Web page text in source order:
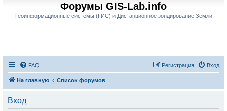
Форумы GIS-Lab.info
Геоинформационные системы (ГИС) и Дистанционное зондирование Земли
FAQ Вход
Регистрация
На главную Список форумов
Вход